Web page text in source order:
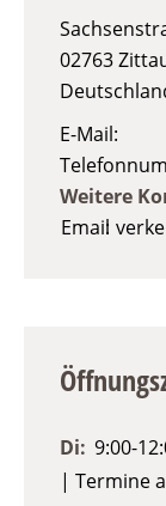
02763
E-Mail
Weitere
Email
Di: 9:00-
| Termine